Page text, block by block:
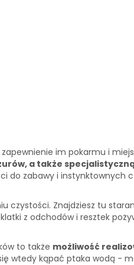
im pokarmu i
a także
do zabawy i instynktownych
czystości. Znajdziesz tu
z odchodów i resztek
to także możliwość
wtedy kąpać ptaka wodą -